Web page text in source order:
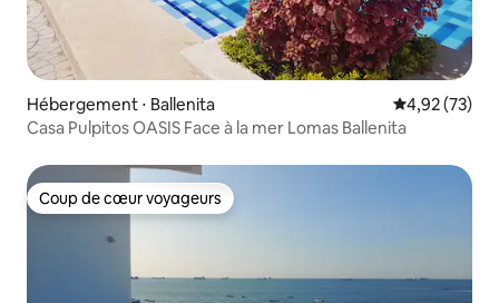
Hébergement ⋅ Ballenita Évaluation
4,92 (73)
Casa Pulpitos OASIS Face à la mer Lomas Ballenita
Coup de cœur voyageurs
Coup de cœur voyageurs